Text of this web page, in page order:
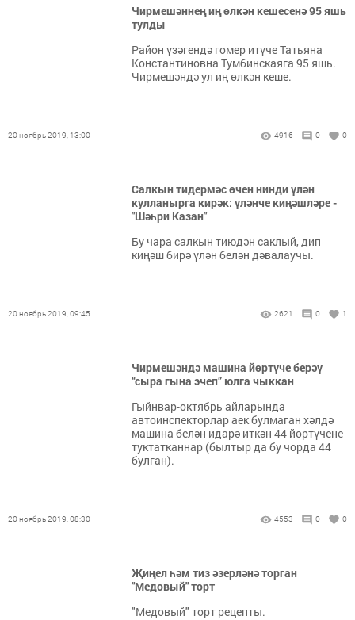
Чирмешәннең иң өлкән кешесенә 95 яшь
тулды
Район үзәгендә гомер итүче Татьяна
Константиновна Тумбинскаяга 95 яшь.
Чирмешәндә ул иң өлкән кеше.
20 ноябрь 2019, 13:00 4916 0 0
Салкын тидермәс өчен нинди үлән
кулланырга кирәк: үләнче киңәшләре -
"Шәһри Казан"
Бу чара салкын тиюдән саклый, дип
киңәш бирә үлән белән дәвалаучы.
20 ноябрь 2019, 09:45 2621 0 1
Чирмешәндә машина йөртүче берәү
“сыра гына эчеп” юлга чыккан
Гыйнвар-октябрь айларында
автоинспекторлар аек булмаган хәлдә
машина белән идарә иткән 44 йөртүчене
туктатканнар (былтыр да бу чорда 44
булган).
20 ноябрь 2019, 08:30 4553 0 0
Җиңел һәм тиз әзерләнә торган
"Медовый" торт
"Медовый" торт рецепты.